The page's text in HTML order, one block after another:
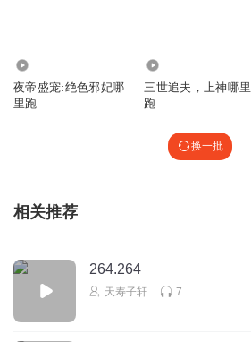
夜帝盛宠:绝色邪妃哪
里跑
三世追夫，上神哪里
跑
换一批
相关推荐
264.264
天寿子轩 7